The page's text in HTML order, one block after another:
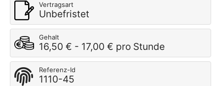
Vertragsart
Unbefristet
Gehalt
16,50 € - 17,00 € pro Stunde
Referenz-Id
1110-45